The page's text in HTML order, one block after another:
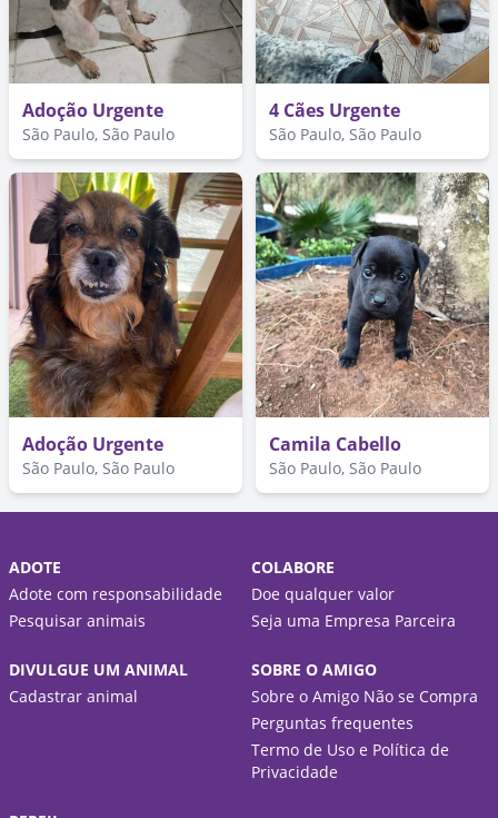
Adoção Urgente
São Paulo, São Paulo
4 Cães Urgente
São Paulo, São Paulo
Adoção Urgente
São Paulo, São Paulo
Camila Cabello
São Paulo, São Paulo
ADOTE
Adote com responsabilidade
Pesquisar animais
COLABORE
Doe qualquer valor
Seja uma Empresa Parceira
DIVULGUE UM ANIMAL
Cadastrar animal
SOBRE O AMIGO
Sobre o Amigo Não se Compra
Perguntas frequentes
Termo de Uso e Política de
Privacidade